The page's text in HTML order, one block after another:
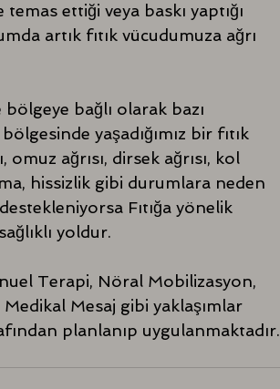
ettiği veya baskı yaptığı
artık fıtık vücudumuza ağrı
bölgeye bağlı olarak bazı
yaşadığımız bir fıtık
omuz ağrısı, dirsek ağrısı, kol
hissizlik gibi durumlara neden
Fıtığa yönelik
yoldur.
Terapi, Nöral Mobilizasyon,
Mesaj gibi yaklaşımlar
planlanıp uygulanmaktadır.